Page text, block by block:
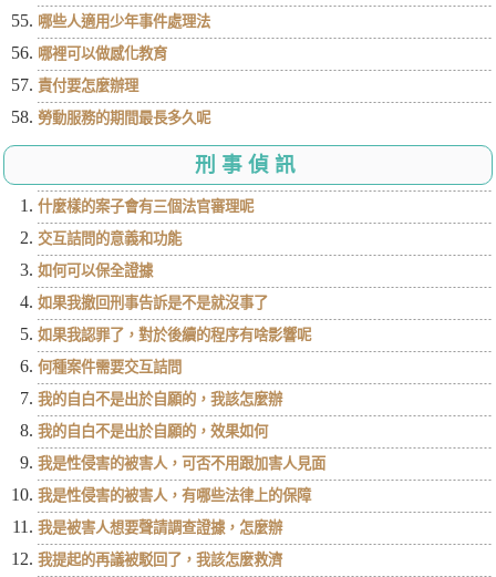
哪些人適用少年事件處理法
哪裡可以做感化教育
責付要怎麼辦理
勞動服務的期間最長多久呢
刑事偵訊
什麼樣的案子會有三個法官審理呢
交互詰問的意義和功能
如何可以保全證據
如果我撤回刑事告訴是不是就沒事了
如果我認罪了，對於後續的程序有啥影響呢
何種案件需要交互詰問
我的自白不是出於自願的，我該怎麼辦
我的自白不是出於自願的，效果如何
我是性侵害的被害人，可否不用跟加害人見面
我是性侵害的被害人，有哪些法律上的保障
我是被害人想要聲請調查證據，怎麼辦
我提起的再議被駁回了，我該怎麼救濟